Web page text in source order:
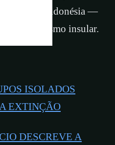
Flores, na Indonésia —
como nanismo insular.
ISOLADOS
EXTINÇÃO
DESCREVE A